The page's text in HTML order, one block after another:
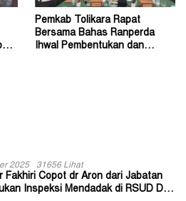
Pemkab Tolikara Rapat
Bersama Bahas Ranperda
Ihwal Pembentukan dan
2025 31656 Lihat
Fakhiri Copot dr Aron dari Jabatan
Inspeksi Mendadak di RSUD Dok